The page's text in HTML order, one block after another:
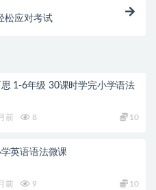
松应对考试
1-6年级 30课时学完小学语法
前 8 10
英语语法微课
前 9 10